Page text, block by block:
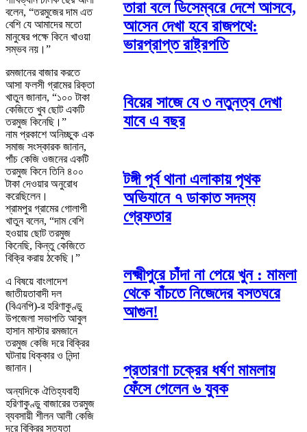
বলেন, “তরমুজের দাম এত
বেশি যে আমাদের মতো
মানুষের পক্ষে কিনে খাওয়া
সম্ভব নয়।”
রমজানের বাজার করতে
আসা ফলসী গ্রামের রিক্তা
খাতুন জানান, “১০০ টাকা
কেজিতে খুব ছোট একটি
তরমুজ কিনেছি।”
নাম প্রকাশে অনিচ্ছুক এক
সমাজ সংস্কারক জানান,
পাঁচ কেজি ওজনের একটি
তরমুজ কিনে তিনি ৪০০
টাকা দেওয়ার অনুরোধ
করেছিলেন।
শ্রামপুর গ্রামের গোলাপী
খাতুন বলেন, “দাম বেশি
হওয়ায় ছোট তরমুজ
কিনেছি, কিন্তু কেজিতে
বিক্রি করায় ঠকেছি।”
এ বিষয়ে বাংলাদেশ
জাতীয়তাবাদী দল
(বিএনপি)-র হরিণাকুণ্ডু
উপজেলা সভাপতি আবুল
হাসান মাস্টার রমজানে
তরমুজ কেজি দরে বিক্রির
ঘটনায় ধিক্কার ও নিন্দা
জানান।
অন্যদিকে ঐতিহ্যবাহী
হরিণাকুণ্ডু বাজারের তরমুজ
ব্যবসায়ী শীলন আলী কেজি
দরে বিক্রির সত্যতা
তারা বলে ডিসেম্বরে দেশে আসবে,
আসেন দেখা হবে রাজপথে:
ভারপ্রাপ্ত রাষ্ট্রপতি
বিয়ের সাজে যে ৩ নতুনত্ব দেখা
যাবে এ বছর
টঙ্গী পূর্ব থানা এলাকায় পৃথক
অভিযানে ৭ ডাকাত সদস্য
গ্রেফতার
লক্ষ্মীপুরে চাঁদা না পেয়ে খুন : মামলা
থেকে বাঁচতে নিজেদের বসতঘরে
আগুন!
প্রতারণা চক্রের ধর্ষণ মামলায়
ফেঁসে গেলেন ৬ যুবক